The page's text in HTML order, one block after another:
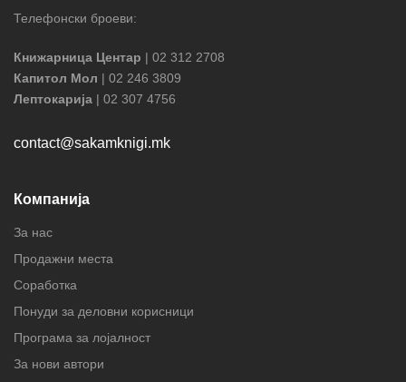
Телефонски броеви:
Книжарница Центар | 02 312 2708
Капитол Мол | 02 246 3809
Лептокарија | 02 307 4756
contact@sakamknigi.mk
Компанија
За нас
Продажни места
Соработка
Понуди за деловни корисници
Програма за лојалност
За нови автори